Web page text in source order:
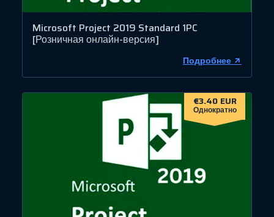
Microsoft Project 2019 Standard 1PC
[Розничная онлайн-версия]
Подробнее
€3.40 EUR
Однократно